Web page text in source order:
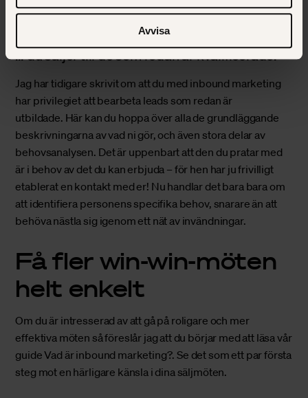
Avvisa
Däremot kommer du att kunna göra det på ett helt annat
… du säljer till de som redan är kvalificerade!
Jag har tidigare skrivit om attdu med inbound marketing
har privilegiet att bearbeta leads som redan är
utbildade. Här kan du hoppa över alla de grundläggande
beskrivningarna av vad ni gör, och även stora delar av
behovsanalysen. Det är uppenbart att den du pratar med
är i behov av det du kan erbjuda – för hen har ju frivilligt
etablerat en kontakt med er! Nu handlar det bara bara om
att identifiera personens specifika behov, snarare än att
behöva nästla sig igenom ett nät av invändningar.
Få fler win-win-möten
helt enkelt
Om du är intresserad av att gå på roligare och mer
effektiva möten så föreslår jag att du börjar med att läsa vår
guideVad är inbound marketing?. Se det som ett par första
steg mot en härligare känsla i dina säljmöten.